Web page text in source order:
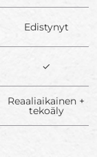
Edistynyt
✓
Reaaliaikainen +
tekoäly